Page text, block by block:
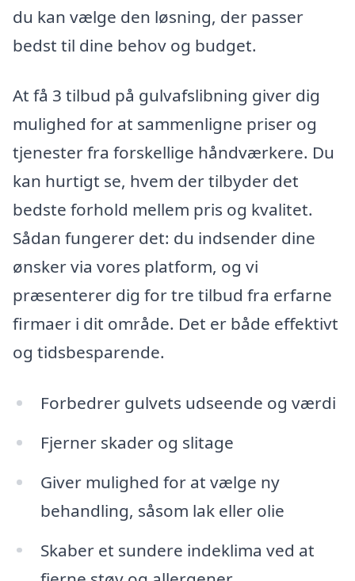
du kan vælge den løsning, der passer
bedst til dine behov og budget.
At få 3 tilbud på gulvafslibning giver dig
mulighed for at sammenligne priser og
tjenester fra forskellige håndværkere. Du
kan hurtigt se, hvem der tilbyder det
bedste forhold mellem pris og kvalitet.
Sådan fungerer det: du indsender dine
ønsker via vores platform, og vi
præsenterer dig for tre tilbud fra erfarne
firmaer i dit område. Det er både effektivt
og tidsbesparende.
Forbedrer gulvets udseende og værdi
Fjerner skader og slitage
Giver mulighed for at vælge ny
behandling, såsom lak eller olie
Skaber et sundere indeklima ved at